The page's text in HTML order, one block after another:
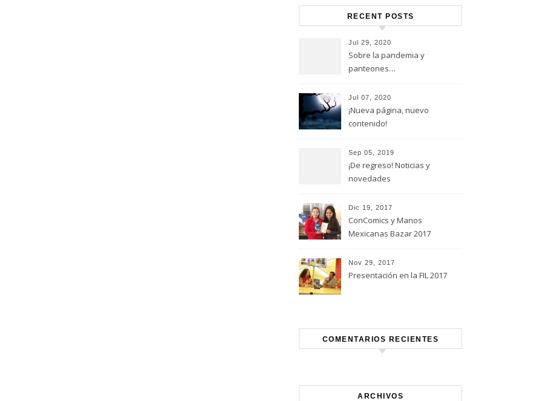
RECENT POSTS
Jul 29, 2020
Sobre la pandemia y
panteones…
Jul 07, 2020
¡Nueva página, nuevo
contenido!
Sep 05, 2019
¡De regreso! Noticias y
novedades
Dic 19, 2017
ConComics y Manos
Mexicanas Bazar 2017
Nov 29, 2017
Presentación en la FIL 2017
COMENTARIOS RECIENTES
ARCHIVOS